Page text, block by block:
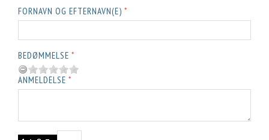
FORNAVN OG EFTERNAVN(E)
BEDØMMELSE
ANMELDELSE